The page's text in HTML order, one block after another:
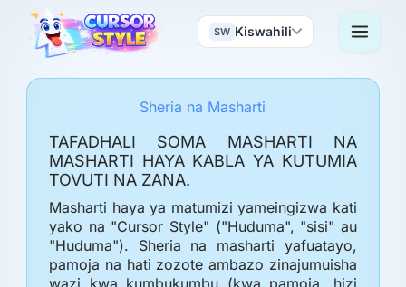
SW Kiswahili
Sheria na Masharti
TAFADHALI SOMA MASHARTI NA
MASHARTI HAYA KABLA YA KUTUMIA
TOVUTI NA ZANA.
Masharti haya ya matumizi yameingizwa kati
yako na "Cursor Style" ("Huduma", "sisi" au
"Huduma"). Sheria na masharti yafuatayo,
pamoja na hati zozote ambazo zinajumuisha
wazi kwa kumbukumbu (kwa pamoja, hizi